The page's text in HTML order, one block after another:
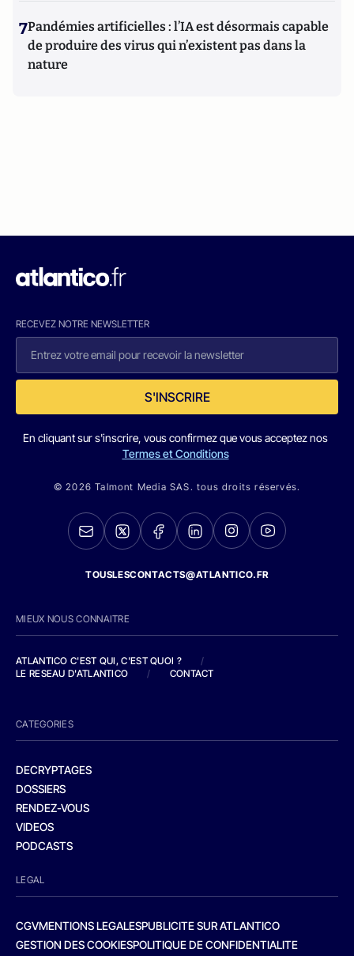
7Pandémies artificielles : l’IA est désormais capable
de produire des virus qui n’existent pas dans la
nature
RECEVEZ NOTRE NEWSLETTER
S'INSCRIRE
En cliquant sur s'inscrire, vous confirmez que vous acceptez nos
Termes et Conditions
© 2026 Talmont Media SAS. tous droits réservés.
TOUSLESCONTACTS@ATLANTICO.FR
MIEUX NOUS CONNAITRE
ATLANTICO C'EST QUI, C'EST QUOI ?
/
LE RESEAU D'ATLANTICO
/ CONTACT
CATEGORIES
DECRYPTAGES
DOSSIERS
RENDEZ-VOUS
VIDEOS
PODCASTS
LEGAL
CGVMENTIONS LEGALESPUBLICITE SUR ATLANTICO
GESTION DES COOKIESPOLITIQUE DE CONFIDENTIALITE